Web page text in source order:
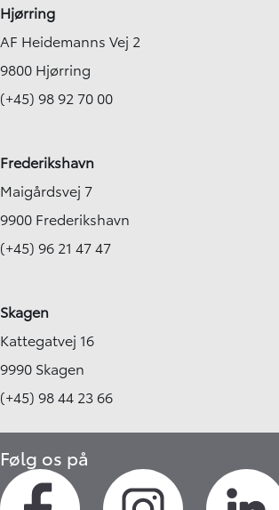
Hjørring
AF Heidemanns Vej 2
9800 Hjørring
(+45) 98 92 70 00
Frederikshavn
Maigårdsvej 7
9900 Frederikshavn
(+45) 96 21 47 47
Skagen
Kattegatvej 16
9990 Skagen
(+45) 98 44 23 66
Følg os på